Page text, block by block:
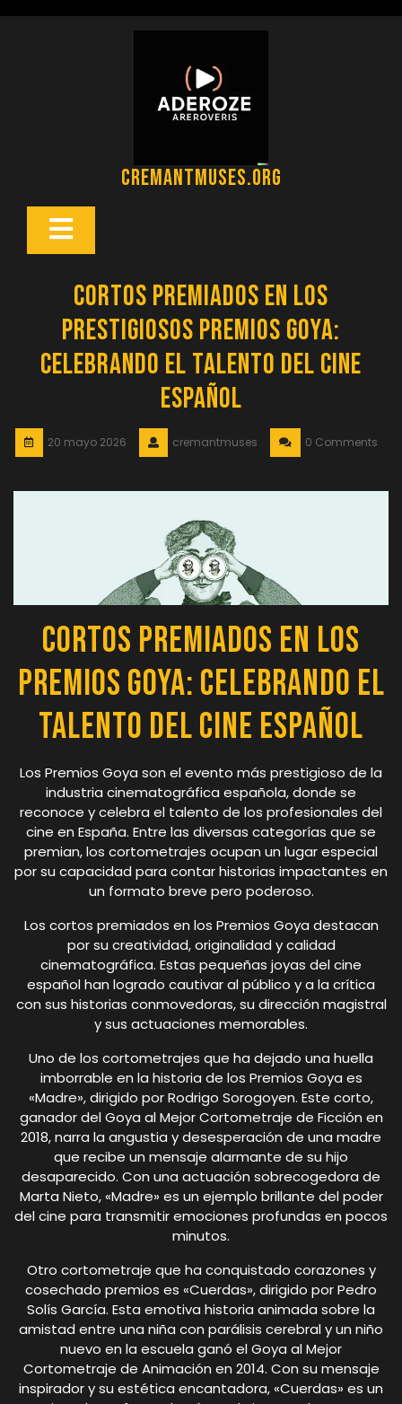
cremantmuses.org
Botón
Cortos premiados en los
prestigiosos Premios Goya:
Celebrando el talento del cine
español
20 mayo 2026 cremantmuses 0 Comments
Cortos Premiados en los
Premios Goya: Celebrando el
Talento del Cine Español
Los Premios Goya son el evento más prestigioso de la
industria cinematográfica española, donde se
reconoce y celebra el talento de los profesionales del
cine en España. Entre las diversas categorías que se
premian, los cortometrajes ocupan un lugar especial
por su capacidad para contar historias impactantes en
un formato breve pero poderoso.
Los cortos premiados en los Premios Goya destacan
por su creatividad, originalidad y calidad
cinematográfica. Estas pequeñas joyas del cine
español han logrado cautivar al público y a la crítica
con sus historias conmovedoras, su dirección magistral
y sus actuaciones memorables.
Uno de los cortometrajes que ha dejado una huella
imborrable en la historia de los Premios Goya es
«Madre», dirigido por Rodrigo Sorogoyen. Este corto,
ganador del Goya al Mejor Cortometraje de Ficción en
2018, narra la angustia y desesperación de una madre
que recibe un mensaje alarmante de su hijo
desaparecido. Con una actuación sobrecogedora de
Marta Nieto, «Madre» es un ejemplo brillante del poder
del cine para transmitir emociones profundas en pocos
minutos.
Otro cortometraje que ha conquistado corazones y
cosechado premios es «Cuerdas», dirigido por Pedro
Solís García. Esta emotiva historia animada sobre la
amistad entre una niña con parálisis cerebral y un niño
nuevo en la escuela ganó el Goya al Mejor
Cortometraje de Animación en 2014. Con su mensaje
inspirador y su estética encantadora, «Cuerdas» es un